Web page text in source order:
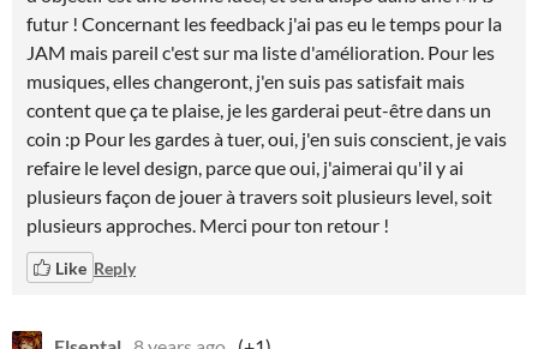
futur ! Concernant les feedback j'ai pas eu le temps pour la
JAM mais pareil c'est sur ma liste d'amélioration. Pour les
musiques, elles changeront, j'en suis pas satisfait mais
content que ça te plaise, je les garderai peut-être dans un
coin :p Pour les gardes à tuer, oui, j'en suis conscient, je vais
refaire le level design, parce que oui, j'aimerai qu'il y ai
plusieurs façon de jouer à travers soit plusieurs level, soit
plusieurs approches. Merci pour ton retour !
Like Reply